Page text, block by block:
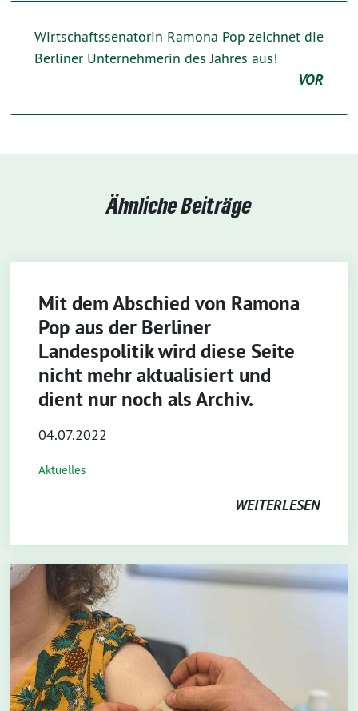
Wirtschaftssenatorin Ramona Pop zeichnet die
Berliner Unternehmerin des Jahres aus!
VOR
Ähnliche Beiträge
Mit dem Abschied von Ramona
Pop aus der Berliner
Landespolitik wird diese Seite
nicht mehr aktualisiert und
dient nur noch als Archiv.
04.07.2022
Aktuelles
WEITERLESEN